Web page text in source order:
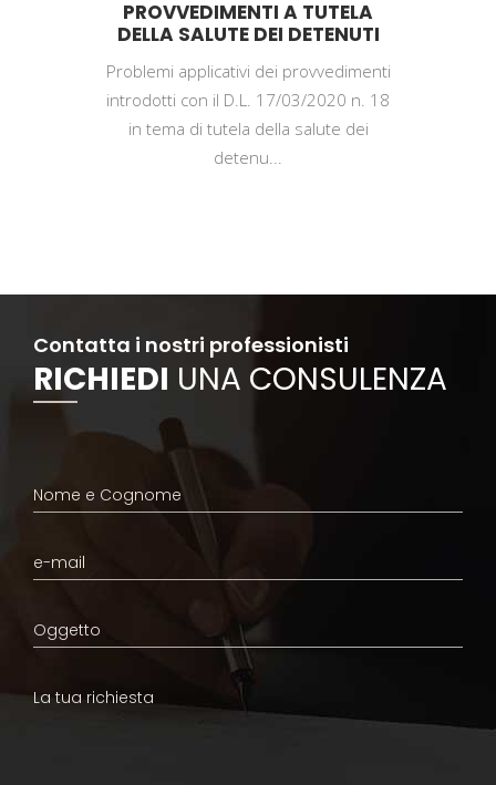
PROVVEDIMENTI A TUTELA
DELLA SALUTE DEI DETENUTI
Problemi applicativi dei provvedimenti
introdotti con il D.L. 17/03/2020 n. 18
in tema di tutela della salute dei
detenu...
Contatta i nostri professionisti
RICHIEDI UNA CONSULENZA